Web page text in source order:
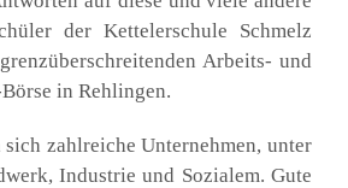
der Ket­tel­er­schu­le Schmelz
Arbeits- und
in Reh­lin­gen.
zahl­rei­che Unter­neh­men, unter
Indus­trie und Sozia­lem. Gute